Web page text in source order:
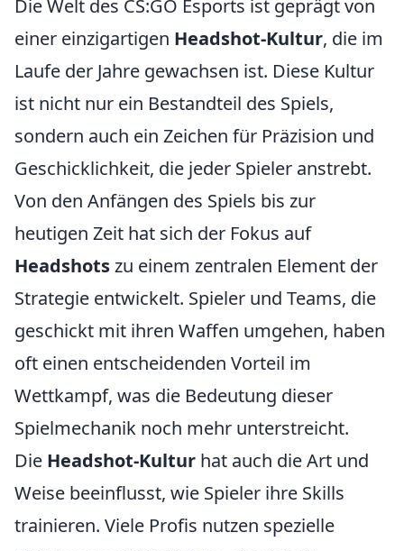
Die Welt des CS:GO Esports ist geprägt von
einer einzigartigen Headshot-Kultur, die im
Laufe der Jahre gewachsen ist. Diese Kultur
ist nicht nur ein Bestandteil des Spiels,
sondern auch ein Zeichen für Präzision und
Geschicklichkeit, die jeder Spieler anstrebt.
Von den Anfängen des Spiels bis zur
heutigen Zeit hat sich der Fokus auf
Headshotszu einem zentralen Element der
Strategie entwickelt. Spieler und Teams, die
geschickt mit ihren Waffen umgehen, haben
oft einen entscheidenden Vorteil im
Wettkampf, was die Bedeutung dieser
Spielmechanik noch mehr unterstreicht.
Die Headshot-Kultur hat auch die Art und
Weise beeinflusst, wie Spieler ihre Skills
trainieren. Viele Profis nutzen spezielle